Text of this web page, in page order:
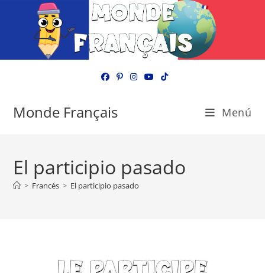
Monde Français Menú
El participio pasado
> Francés > El participio pasado